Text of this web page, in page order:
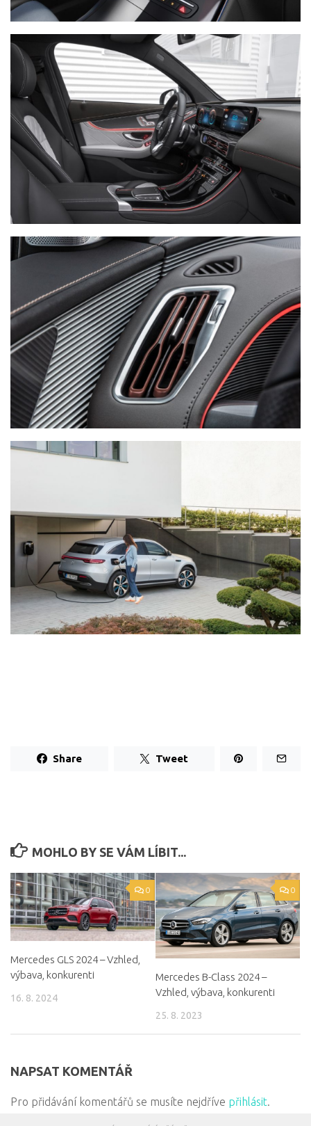
Share Tweet
MOHLO BY SE VÁM LÍBIT...
0
Mercedes GLS 2024 – Vzhled,
výbava, konkurenti
16. 8. 2024
0
Mercedes B-Class 2024 –
Vzhled, výbava, konkurenti
25. 8. 2023
NAPSAT KOMENTÁŘ
Pro přidávání komentářů se musíte nejdříve přihlásit.